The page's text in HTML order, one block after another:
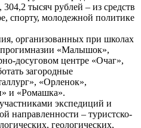
тысяч рублей – из средств
спорту, молодежной политике
организованных при школах
прогимназии «Малышок»,
досуговом центре «Очаг»,
загородные
«Орленок»,
и «Ромашка».
экспедиций и
направленности – туристско-
геологических,